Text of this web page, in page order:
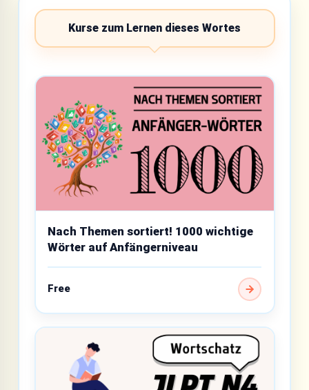
Kurse zum Lernen dieses Wortes
Nach Themen sortiert! 1000 wichtige
Wörter auf Anfängerniveau
Free